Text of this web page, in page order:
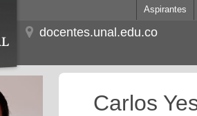
Aspirantes
docentes.unal.edu.co
Carlos